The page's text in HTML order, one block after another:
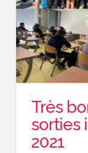
Très
sorties
2021